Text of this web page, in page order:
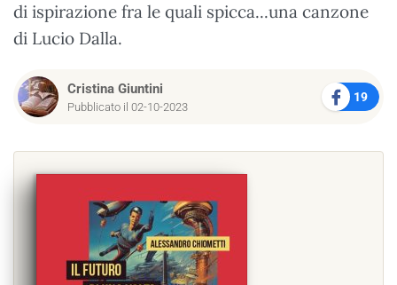
di ispirazione fra le quali spicca...una canzone
di Lucio Dalla.
Cristina Giuntini
Pubblicato il 02-10-2023
19